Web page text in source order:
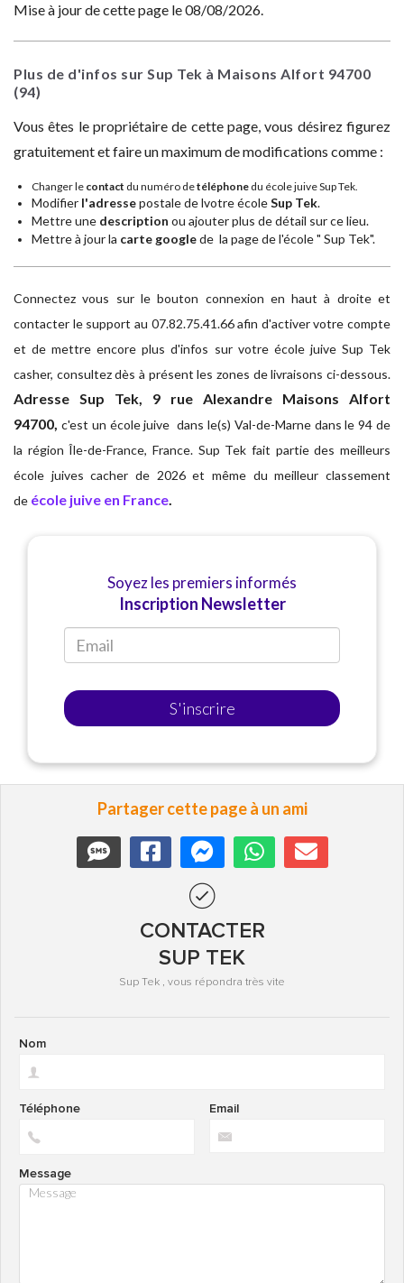
Mise à jour de cette page le 08/08/2026.
Plus de d'infos sur Sup Tek à Maisons Alfort 94700
(94)
Vous êtes le propriétaire de cette page, vous désirez figurez
gratuitement et faire un maximum de modifications comme :
Changer le contact du numéro detéléphone du école juive Sup Tek.
Modifier l'adressepostale de lvotre écoleSup Tek.
Mettre une description ou ajouter plus de détail sur ce lieu.
Mettre à jour la carte googlede la page de l'école " Sup Tek".
Connectez vous sur le bouton connexion en haut à droite et
contacter le support au 07.82.75.41.66 afin d'activer votre compte
et de mettre encore plus d'infos sur votre école juive Sup Tek
casher, consultez dès à présent les zones de livraisons ci-dessous.
Adresse
Sup Tek, 9 rue Alexandre Maisons Alfort
94700, c'est un école juive dans le(s) Val-de-Marne dans le 94 de
la région Île-de-France, France. Sup Tek fait partie des meilleurs
école juives cacher de 2026 et même du meilleur classement
de école juive en France
Soyez les premiers informés
Inscription Newsletter
S'inscrire
Partager cette page à un ami
CONTACTER
SUP TEK
Sup Tek , vous répondra très vite
Nom
Email
Téléphone
Message